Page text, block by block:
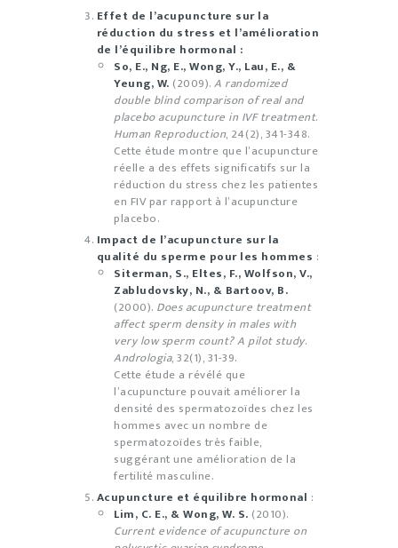
Effet de l’acupuncture sur la
réduction du stress et l’amélioration
de l’équilibre hormonal :
So, E., Ng, E., Wong, Y., Lau, E., &
Yeung, W. (2009).A randomized
double blind comparison of real and
placebo acupuncture in IVF treatment.
Human Reproduction, 24(2), 341-348.
Cette étude montre que l’acupuncture
réelle a des effets significatifs sur la
réduction du stress chez les patientes
en FIV par rapport à l’acupuncture
placebo.
Impact de l’acupuncture sur la
qualité du sperme pour les hommes :
Siterman, S., Eltes, F., Wolfson, V.,
Zabludovsky, N., & Bartoov, B.
(2000). Does acupuncture treatment
affect sperm density in males with
very low sperm count? A pilot study.
Andrologia, 32(1), 31-39.
Cette étude a révélé que
l’acupuncture pouvait améliorer la
densité des spermatozoïdes chez les
hommes avec un nombre de
spermatozoïdes très faible,
suggérant une amélioration de la
fertilité masculine.
Acupuncture et équilibre hormonal :
Lim, C. E., & Wong, W. S. (2010).
Current evidence of acupuncture on